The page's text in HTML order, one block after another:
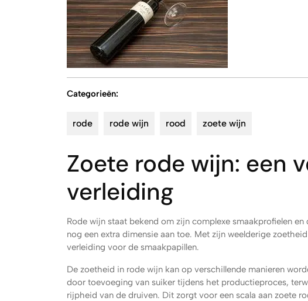
Categorieën:
rode rode wijn rood zoete wijn
Zoete rode wijn: een
verleiding
Rode wijn staat bekend om zijn complexe smaakprofielen
nog een extra dimensie aan toe. Met zijn weelderige
verleiding voor de smaakpapillen.
De zoetheid in rode wijn kan op verschillende manieren
door toevoeging van suiker tijdens het productieproces,
rijpheid van de druiven. Dit zorgt voor een scala aan zoete